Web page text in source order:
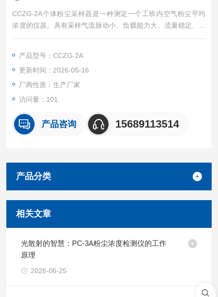
CCZG-2A个体粉尘采样器是一种测定一个工班内空气粉尘平均
浓度的仪器。具有采样气流脉动小、负载能力大、流量稳定、操
作简单、安全可靠、便于携带等特点，对呼吸性粉尘的分离效能
有爆炸危险性气体的作业场所使用、个体粉尘采样器现货发
产品型号：CCZG-2A
更新时间：2026-05-16
厂商性质：生产厂家
访问量：101
产品咨询 15689113514
产品分类
相关文章
光散射的智慧：PC-3A粉尘浓度检测仪的工作
原理
2026-06-25